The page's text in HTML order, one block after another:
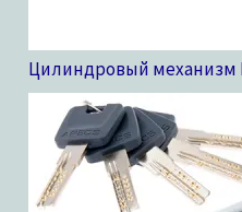
Цилиндровый механизм